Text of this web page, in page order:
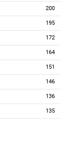
200
195
172
164
151
146
136
135